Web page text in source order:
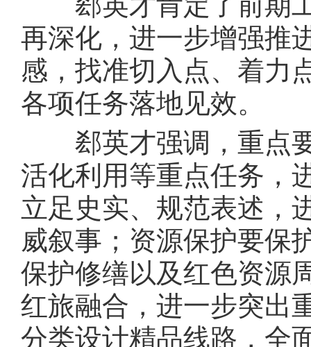
再深化，进一步增强推
感，找准切入点、着力
各项任务落地见效。
郄英才强调，重点要
活化利用等重点任务，
立足史实、规范表述，
威叙事；资源保护要保
保护修缮以及红色资源
红旅融合，进一步突出
分类设计精品线路，全